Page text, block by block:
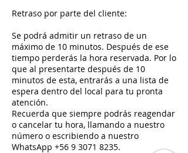
Retraso por parte del cliente:
Se podrá admitir un retraso de un
máximo de 10 minutos. Después de ese
tiempo perderás la hora reservada. Por lo
que al presentarte después de 10
minutos de esta, entrarás a una lista de
espera dentro del local para tu pronta
atención.
Recuerda que siempre podrás reagendar
o cancelar tu hora, llamando a nuestro
número o escribiendo a nuestro
WhatsApp +56 9 3071 8235.